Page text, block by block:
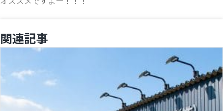
関連記事